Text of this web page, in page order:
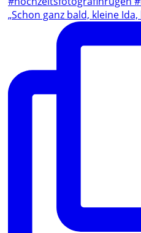
„Schon ganz bald, kleine